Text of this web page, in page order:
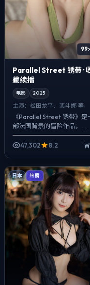
Parallel Street 锈带 ·
藏续播
电影 2025
主演： 松田龙平、裴斗娜 等
《Parallel Street 锈带》是
部法国背景的冒险作品，
2025年公映，由宁浩执导，
松田龙平、裴斗娜、李秉宪
47,302 8.2
日本 热播